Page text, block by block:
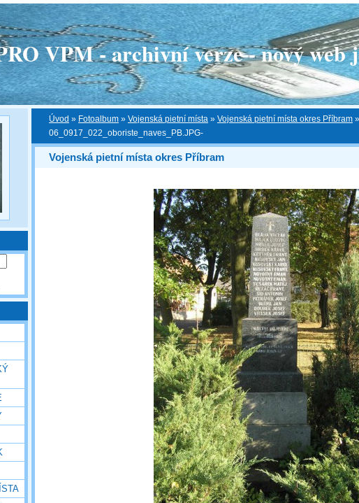
VPM - archivní verze - nový web
Úvod » Fotoalbum » Vojenská pietní místa » Vojenská pietní místa okres Příbram »
06_0917_022_oboriste_naves_PB.JPG-
Vojenská pietní místa okres Příbram